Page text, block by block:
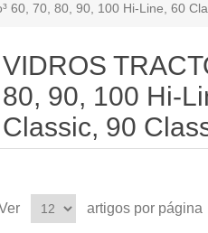
60, 70, 80, 90, 100 Hi-Line, 60
VIDROS
80, 90, 100 Hi-
Classic, 90
artigos por página